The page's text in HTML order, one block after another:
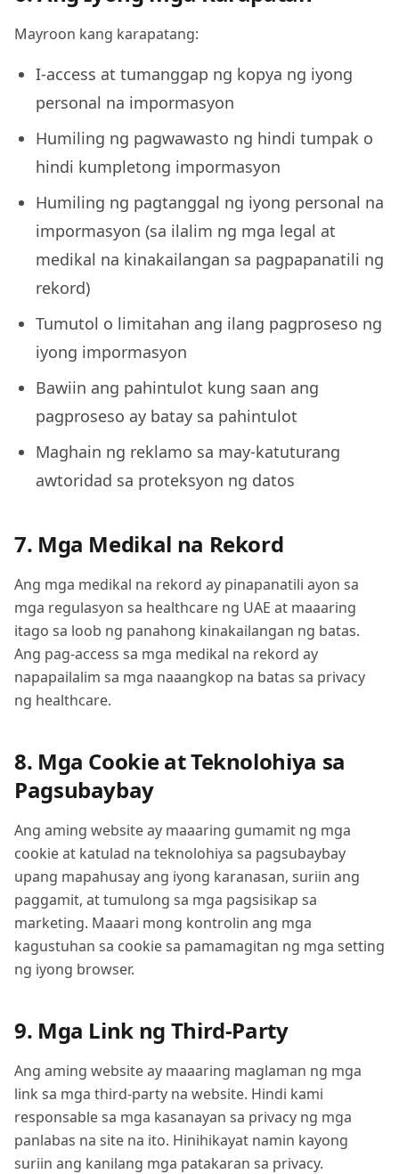
Mayroon kang karapatang:
I-access at tumanggap ng kopya ng iyong
personal na impormasyon
Humiling ng pagwawasto ng hindi tumpak o
hindi kumpletong impormasyon
Humiling ng pagtanggal ng iyong personal na
impormasyon (sa ilalim ng mga legal at
medikal na kinakailangan sa pagpapanatili ng
rekord)
Tumutol o limitahan ang ilang pagproseso ng
iyong impormasyon
Bawiin ang pahintulot kung saan ang
pagproseso ay batay sa pahintulot
Maghain ng reklamo sa may-katuturang
awtoridad sa proteksyon ng datos
7. Mga Medikal na Rekord
Ang mga medikal na rekord ay pinapanatili ayon sa
mga regulasyon sa healthcare ng UAE at maaaring
itago sa loob ng panahong kinakailangan ng batas.
Ang pag-access sa mga medikal na rekord ay
napapailalim sa mga naaangkop na batas sa privacy
ng healthcare.
8. Mga Cookie at Teknolohiya sa
Pagsubaybay
Ang aming website ay maaaring gumamit ng mga
cookie at katulad na teknolohiya sa pagsubaybay
upang mapahusay ang iyong karanasan, suriin ang
paggamit, at tumulong sa mga pagsisikap sa
marketing. Maaari mong kontrolin ang mga
kagustuhan sa cookie sa pamamagitan ng mga setting
ng iyong browser.
9. Mga Link ng Third-Party
Ang aming website ay maaaring maglaman ng mga
link sa mga third-party na website. Hindi kami
responsable sa mga kasanayan sa privacy ng mga
panlabas na site na ito. Hinihikayat namin kayong
suriin ang kanilang mga patakaran sa privacy.